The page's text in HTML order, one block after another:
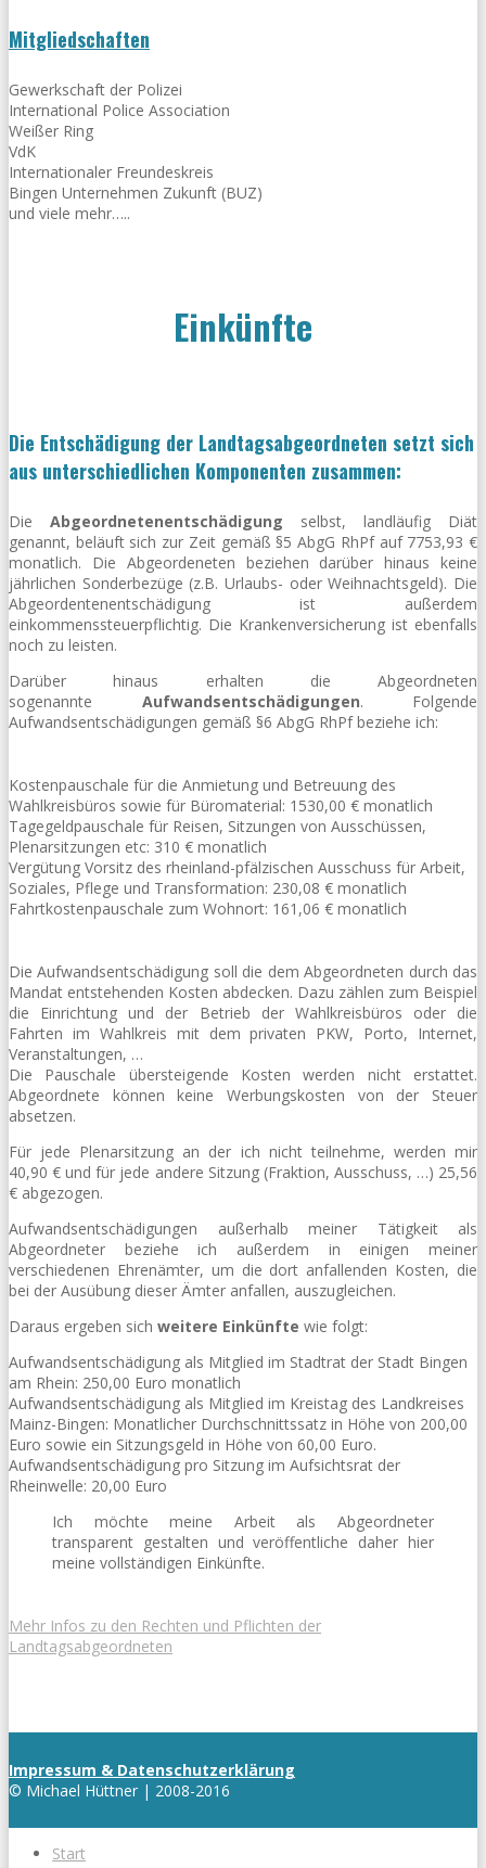
Mitgliedschaften
Gewerkschaft der Polizei
International Police Association
Weißer Ring
VdK
Internationaler Freundeskreis
Bingen Unternehmen Zukunft (BUZ)
und viele mehr…..
Einkünfte
Die Entschädigung der Landtagsabgeordneten setzt sich
aus unterschiedlichen Komponenten zusammen:
Die Abgeordnetenentschädigung selbst, landläufig Diät
genannt, beläuft sich zur Zeit gemäß §5 AbgG RhPf auf 7753,93 €
monatlich. Die Abgeordeneten beziehen darüber hinaus keine
jährlichen Sonderbezüge (z.B. Urlaubs- oder Weihnachtsgeld). Die
Abgeordentenentschädigung ist außerdem
einkommenssteuerpflichtig. Die Krankenversicherung ist ebenfalls
noch zu leisten.
Darüber hinaus erhalten die Abgeordneten
sogenannte Aufwandsentschädigungen. Folgende
Aufwandsentschädigungen gemäß §6 AbgG RhPf beziehe ich:
Kostenpauschale für die Anmietung und Betreuung des
Wahlkreisbüros sowie für Büromaterial: 1530,00 € monatlich
Tagegeldpauschale für Reisen, Sitzungen von Ausschüssen,
Plenarsitzungen etc: 310 € monatlich
Vergütung Vorsitz des rheinland-pfälzischen Ausschuss für Arbeit,
Soziales, Pflege und Transformation: 230,08 € monatlich
Fahrtkostenpauschale zum Wohnort: 161,06 € monatlich
Die Aufwandsentschädigung soll die dem Abgeordneten durch das
Mandat entstehenden Kosten abdecken. Dazu zählen zum Beispiel
die Einrichtung und der Betrieb der Wahlkreisbüros oder die
Fahrten im Wahlkreis mit dem privaten PKW, Porto, Internet,
Veranstaltungen, …
Die Pauschale übersteigende Kosten werden nicht erstattet.
Abgeordnete können keine Werbungskosten von der Steuer
absetzen.
Für jede Plenarsitzung an der ich nicht teilnehme, werden mir
40,90 € und für jede andere Sitzung (Fraktion, Ausschuss, …) 25,56
€ abgezogen.
Aufwandsentschädigungen außerhalb meiner Tätigkeit als
Abgeordneter beziehe ich außerdem in einigen meiner
verschiedenen Ehrenämter, um die dort anfallenden Kosten, die
bei der Ausübung dieser Ämter anfallen, auszugleichen.
Daraus ergeben sich weitere Einkünfte wie folgt:
Aufwandsentschädigung als Mitglied im Stadtrat der Stadt Bingen
am Rhein: 250,00 Euro monatlich
Aufwandsentschädigung als Mitglied im Kreistag des Landkreises
Mainz-Bingen: Monatlicher Durchschnittssatz in Höhe von 200,00
Euro sowie ein Sitzungsgeld in Höhe von 60,00 Euro.
Aufwandsentschädigung pro Sitzung im Aufsichtsrat der
Rheinwelle: 20,00 Euro
Ich möchte meine Arbeit als Abgeordneter
transparent gestalten und veröffentliche daher hier
meine vollständigen Einkünfte.
Mehr Infos zu den Rechten und Pflichten der
Landtagsabgeordneten
Impressum & Datenschutzerklärung
© Michael Hüttner | 2008-2016
Start